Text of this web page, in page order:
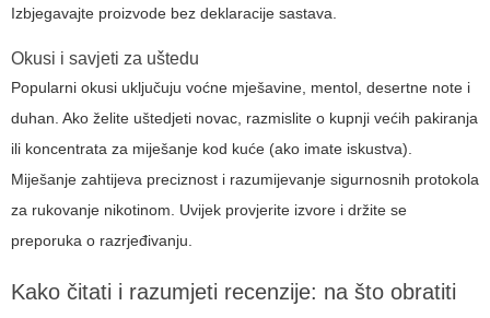
Izbjegavajte proizvode bez deklaracije sastava.
Okusi i savjeti za uštedu
Popularni okusi uključuju voćne mješavine, mentol, desertne note i
duhan. Ako želite uštedjeti novac, razmislite o kupnji većih pakiranja
ili koncentrata za miješanje kod kuće (ako imate iskustva).
Miješanje zahtijeva preciznost i razumijevanje sigurnosnih protokola
za rukovanje nikotinom. Uvijek provjerite izvore i držite se
preporuka o razrjeđivanju.
Kako čitati i razumjeti recenzije: na što obratiti